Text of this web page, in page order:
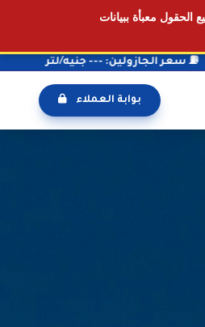
الحقول معبأة ببيانات
محطة جديدة في ولاية القضارف
بوابة العملاء